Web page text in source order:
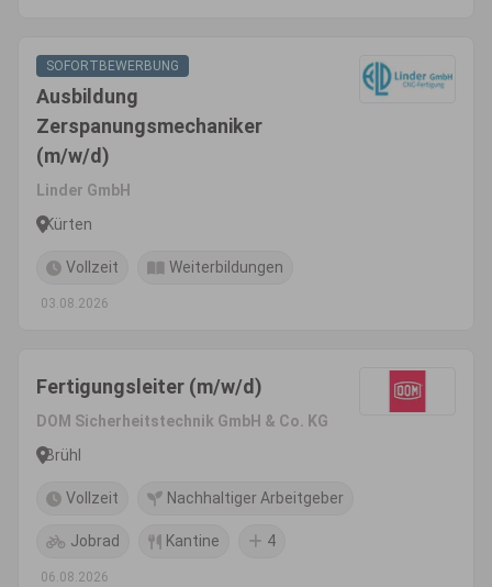
SOFORTBEWERBUNG
Ausbildung
Zerspanungsmechaniker
(m/w/d)
Linder GmbH
Kürten
Vollzeit Weiterbildungen
03.08.2026
Fertigungsleiter (m/w/d)
DOM Sicherheitstechnik GmbH & Co. KG
Brühl
Vollzeit Nachhaltiger Arbeitgeber
Jobrad Kantine 4
06.08.2026